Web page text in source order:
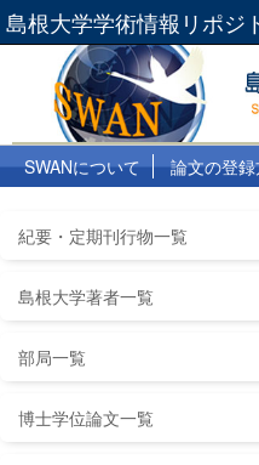
島根大学学術情報リポジ
SWANについて 論文の登
紀要・定期刊行物一覧
島根大学著者一覧
部局一覧
博士学位論文一覧